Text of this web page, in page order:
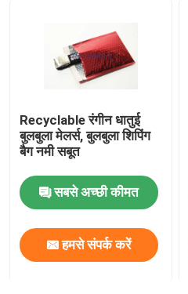
सीपीई प्लास्टिक बैग
एल्यूमीनियम पन्नी बैग
मुद्रित पेपर बॉक्स
एयर कॉलम बैग
Recyclable रंगीन धातुई
बुलबुला मेलर्स, बुलबुला शिपिंग
बैग नमी सबूत
सबसे अच्छी कीमत
हमसे संपर्क करें